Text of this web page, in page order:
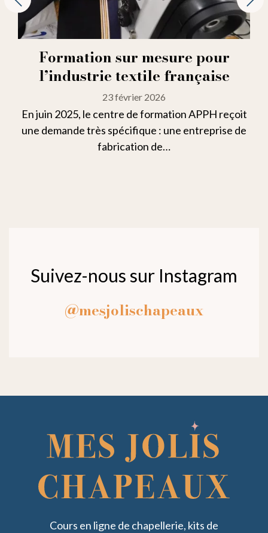
Formation sur mesure pour
l’industrie textile française
23 février 2026
En juin 2025, le centre de formation APPH reçoit
une demande très spécifique : une entreprise de
fabrication de…
Suivez-nous sur Instagram
@mesjolischapeaux
Cours en ligne de chapellerie, kits de